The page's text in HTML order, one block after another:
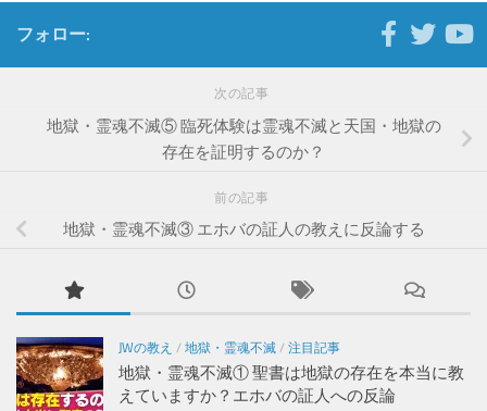
フォロー:
次の記事
地獄・霊魂不滅⑤ 臨死体験は霊魂不滅と天国・地獄の
存在を証明するのか？
前の記事
地獄・霊魂不滅③ エホバの証人の教えに反論する
JWの教え / 地獄・霊魂不滅 / 注目記事
地獄・霊魂不滅① 聖書は地獄の存在を本当に教
えていますか？エホバの証人への反論